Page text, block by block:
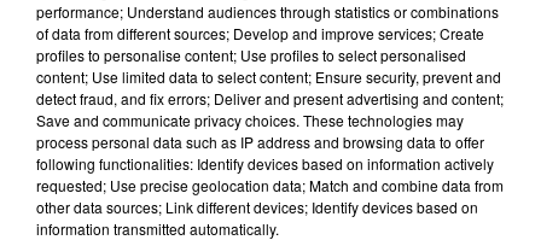
Mans !
Alouette vous invite à
Futuroscope Xperiences !
performance; Understand audiences through statistics or combinations
of data from different sources; Develop and improve services; Create
profiles to personalise content; Use profiles to select personalised
content; Use limited data to select content; Ensure security, prevent and
detect fraud, and fix errors; Deliver and present advertising and content;
Save and communicate privacy choices. These technologies may
process personal data such as IP address and browsing data to offer
following functionalities: Identify devices based on information actively
requested; Use precise geolocation data; Match and combine data from
other data sources; Link different devices; Identify devices based on
information transmitted automatically.